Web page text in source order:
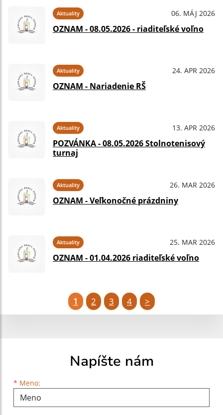
Aktuality 06. MÁJ 2026
OZNAM - 08.05.2026 - riaditeľské voľno
Aktuality 24. APR 2026
OZNAM - Nariadenie RŠ
Aktuality 13. APR 2026
POZVÁNKA - 08.05.2026 Stolnotenisový
turnaj
Aktuality 26. MAR 2026
OZNAM - Veľkonočné prázdniny
Aktuality 25. MAR 2026
OZNAM - 01.04.2026 riaditeľské voľno
1 2 3 4 >
Napíšte nám
* Meno:
Meno
Priezvisko
E-mailová adresa